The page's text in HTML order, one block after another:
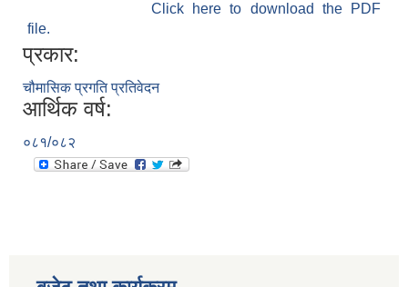
Click here to download the PDF
file.
प्रकार:
चौमासिक प्रगति प्रतिवेदन
आर्थिक वर्ष:
०८१/०८२